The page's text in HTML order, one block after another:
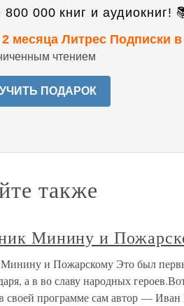
000 книг и аудиокниг!
2 месяца Литрес Подписки
чтением
ПОДАРОК
также
Минину и
и Пожарскому Это был
а в во славу народных
своей программе сам автор —